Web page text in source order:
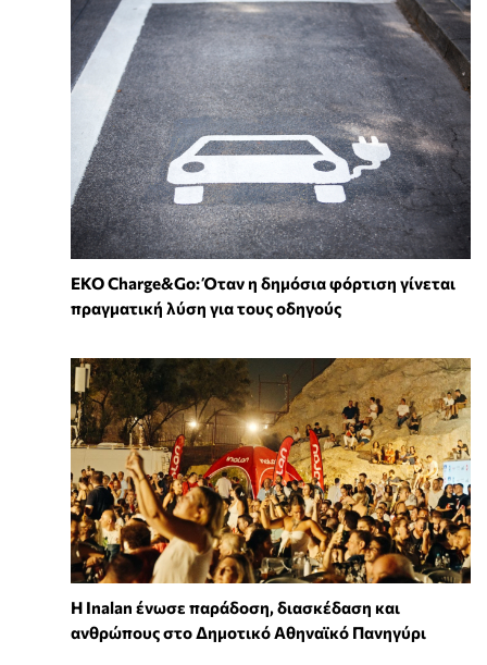
EKO Charge&Go: Όταν η δημόσια φόρτιση γίνεται
πραγματική λύση για τους οδηγούς
Η Inalan ένωσε παράδοση, διασκέδαση και
ανθρώπους στο Δημοτικό Αθηναϊκό Πανηγύρι